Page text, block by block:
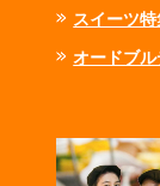
スイーツ特
オードブ